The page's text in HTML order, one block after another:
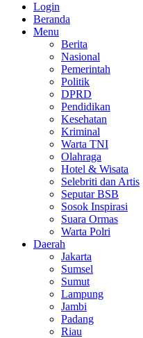
Login
Beranda
Menu
Berita
Nasional
Pemerintah
Politik
DPRD
Pendidikan
Kesehatan
Kriminal
Warta TNI
Olahraga
Hotel & Wisata
Selebriti dan Artis
Seputar BSB
Sosok Inspirasi
Suara Ormas
Warta Polri
Daerah
Jakarta
Sumsel
Sumut
Lampung
Jambi
Padang
Riau